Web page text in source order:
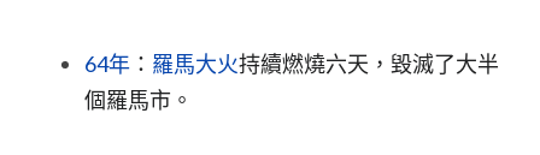
64年 ： 羅馬大火持續燃燒六天，毀滅了大半
個羅馬市。